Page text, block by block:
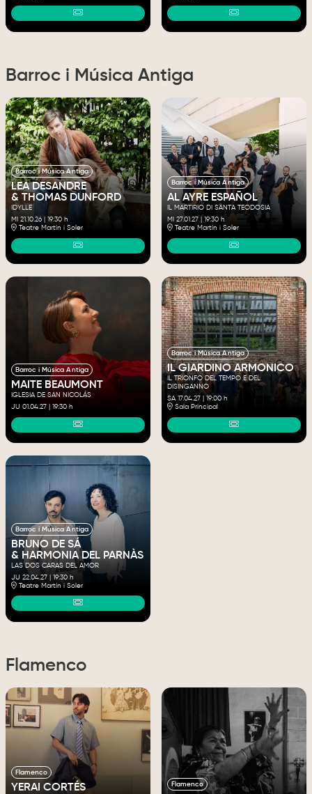
Barroc i Música Antiga
Barroc i Música Antiga
LEA DESANDRE
& THOMAS DUNFORD
IDYLLE
MI 21.10.26| 19:30 h
Teatre Martín i Soler
Barroc i Música Antiga
AL AYRE ESPAÑOL
IL MARTIRIO DI SANTA TEODOSIA
MI 27.01.27| 19:30 h
Teatre Martín i Soler
Barroc i Música Antiga
MAITE BEAUMONT
IGLESIA DE SAN NICOLÁS
JU 01.04.27| 19:30 h
Barroc i Música Antiga
IL GIARDINO ARMONICO
IL TRIONFO DEL TEMPO E DEL
DISINGANNO
SA 17.04.27| 19:00 h
Sala Principal
Barroc i Música Antiga
BRUNO DE SÁ
& HARMONIA DEL PARNÀS
LAS DOS CARAS DEL AMOR
JU 22.04.27| 19:30 h
Teatre Martín i Soler
Flamenco
Flamenco
YERAI CORTÉS Flamenco